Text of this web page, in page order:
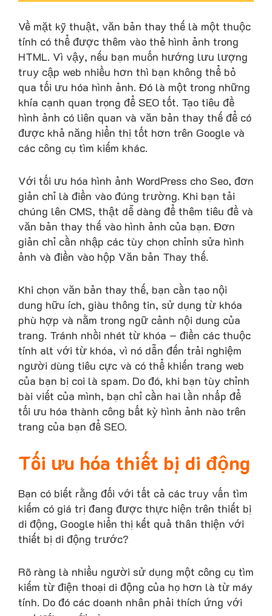
Về mặt kỹ thuật, văn bản thay thế là một thuộc
tính có thể được thêm vào thẻ hình ảnh trong
HTML. Vì vậy, nếu bạn muốn hướng lưu lượng
truy cập web nhiều hơn thì bạn không thể bỏ
qua tối ưu hóa hình ảnh. Đó là một trong những
khía cạnh quan trọng để SEO tốt. Tạo tiêu đề
hình ảnh có liên quan và văn bản thay thế để có
được khả năng hiển thị tốt hơn trên Google và
các công cụ tìm kiếm khác.
Với tối ưu hóa hình ảnh WordPress cho Seo, đơn
giản chỉ là điền vào đúng trường. Khi bạn tải
chúng lên CMS, thật dễ dàng để thêm tiêu đề và
văn bản thay thế vào hình ảnh của bạn. Đơn
giản chỉ cần nhập các tùy chọn chỉnh sửa hình
ảnh và điền vào hộp Văn bản Thay thế.
Khi chọn văn bản thay thế, bạn cần tạo nội
dung hữu ích, giàu thông tin, sử dụng từ khóa
phù hợp và nằm trong ngữ cảnh nội dung của
trang. Tránh nhồi nhét từ khóa – điền các thuộc
tính alt với từ khóa, vì nó dẫn đến trải nghiệm
người dùng tiêu cực và có thể khiến trang web
của bạn bị coi là spam. Do đó, khi bạn tùy chỉnh
bài viết của mình, bạn chỉ cần hai lần nhấp để
tối ưu hóa thành công bất kỳ hình ảnh nào trên
trang của bạn để SEO.
Tối ưu hóa thiết bị di động
Bạn có biết rằng đối với tất cả các truy vấn tìm
kiếm có giá trị đang được thực hiện trên thiết bị
di động, Google hiển thị kết quả thân thiện với
thiết bị di động trước?
Rõ ràng là nhiều người sử dụng một công cụ tìm
kiếm từ điện thoại di động của họ hơn là từ máy
tính. Do đó các doanh nhân phải thích ứng với